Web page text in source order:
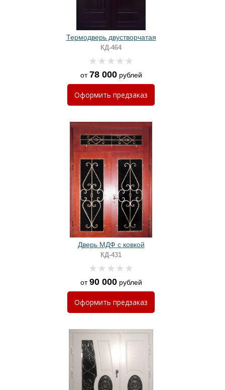
Термодверь двустворчатая
КД-464
от78 000рублей
Оформить предзаказ
Дверь МДФ с ковкой
КД-431
от90 000рублей
Оформить предзаказ